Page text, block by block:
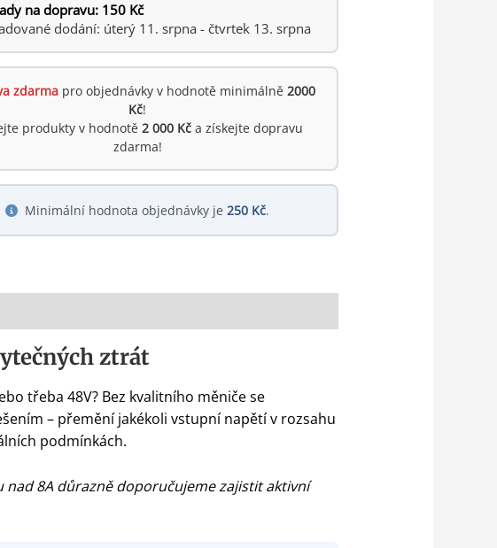
na dopravu: 150 Kč
dodání: úterý 11. srpna - čtvrtek 13. srpna
zdarmapro objednávky v hodnotě minimálně 2000
Kč!
produkty v hodnotě 2 000 Kča získejte dopravu
zdarma!
Minimální hodnota objednávky je250 Kč.
ztrát
třeba 48V? Bez kvalitního měniče se
– přemění jakékoli vstupní napětí v rozsahu
podmínkách.
8A důrazně doporučujeme zajistit aktivní